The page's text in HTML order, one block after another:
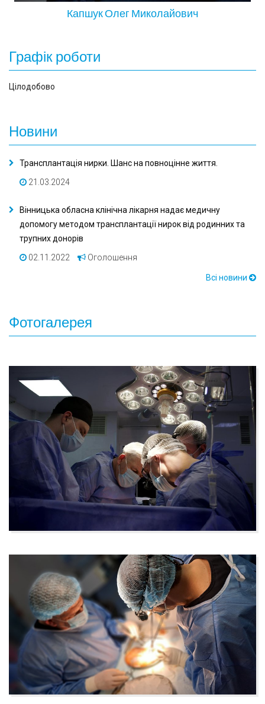
Капшук Олег Миколайович
Графік роботи
Цілодобово
Новини
Трансплантація нирки. Шанс на повноцінне життя.
21.03.2024
Вінницька обласна клінічна лікарня надає медичну
допомогу методом трансплантації нирок від родинних та
трупних донорів
02.11.2022
Оголошення
Всі новини
Фотогалерея